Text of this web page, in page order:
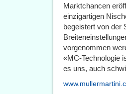
Marktchancen
einzigartigen
begeistert von der
vorgenommen
«MC-Technologie
es uns, auch